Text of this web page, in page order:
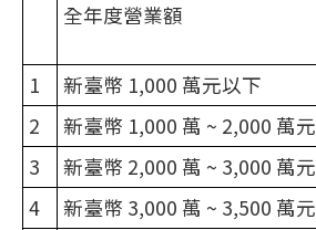
全年度營業額
1
新臺幣 1,000 萬元以下
2
新臺幣 1,000 萬 ~ 2,000 萬元
3
新臺幣 2,000 萬 ~ 3,000 萬元
4
新臺幣 3,000 萬 ~ 3,500 萬元